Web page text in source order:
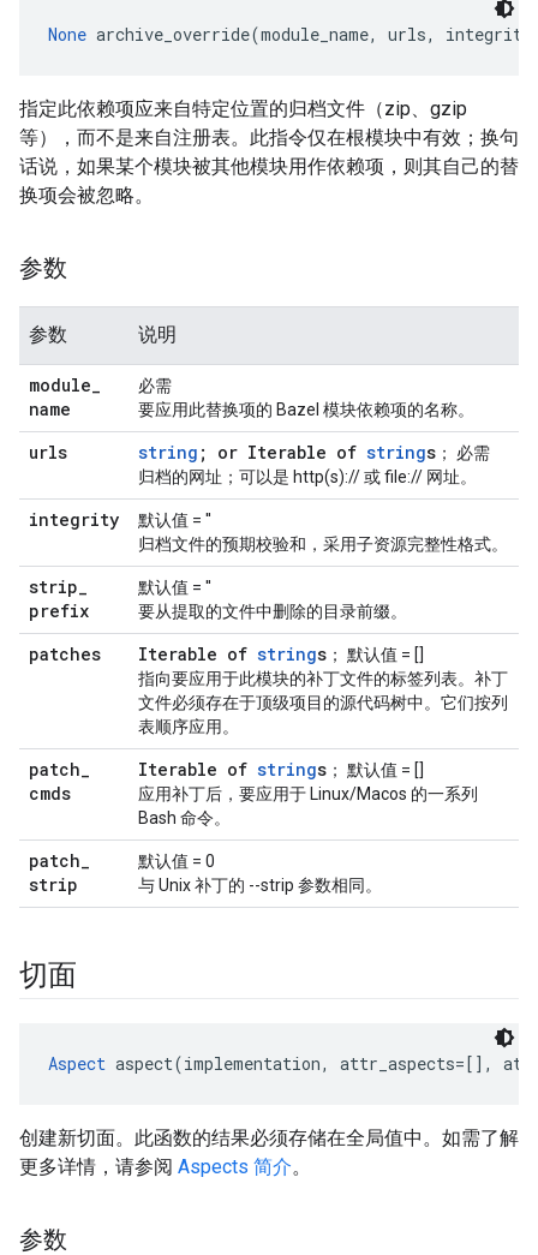
None archive_override(module_name, urls,
指定此依赖项应来自特定位置的归档文件（zip、gzip
等），而不是来自注册表。此指令仅在根模块中有效；换句
话说，如果某个模块被其他模块用作依赖项，则其自己的替
换项会被忽略。
参数
参数 说明
module_
name
必需
要应用此替换项的 Bazel 模块依赖项的名称。
urls string ; or Iterable of strings ； 必需
归档的网址；可以是 http(s):// 或 file:// 网址。
integrity
默认值 = ''
归档文件的预期校验和，采用子资源完整性格式。
strip_
prefix
默认值 = ''
要从提取的文件中删除的目录前缀。
patches Iterable of strings ； 默认值 = []
指向要应用于此模块的补丁文件的标签列表。补丁
文件必须存在于顶级项目的源代码树中。它们按列
表顺序应用。
patch_
cmds
Iterable of strings ； 默认值 = []
应用补丁后，要应用于 Linux/Macos 的一系列
Bash 命令。
patch_
strip
默认值 = 0
与 Unix 补丁的 --strip 参数相同。
切面
Aspect aspect(implementation, attr_aspects=[],
创建新切面。此函数的结果必须存储在全局值中。如需了解
更多详情，请参阅 Aspects 简介。
参数